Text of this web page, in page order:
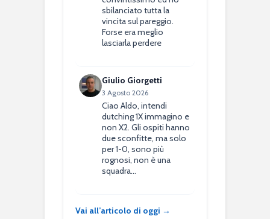
sbilanciato tutta la
vincita sul pareggio.
Forse era meglio
lasciarla perdere
Giulio Giorgetti
3 Agosto 2026
Ciao Aldo, intendi
dutching 1X immagino e
non X2. Gli ospiti hanno
due sconfitte, ma solo
per 1-0, sono più
rognosi, non è una
squadra…
Vai all’articolo di oggi →